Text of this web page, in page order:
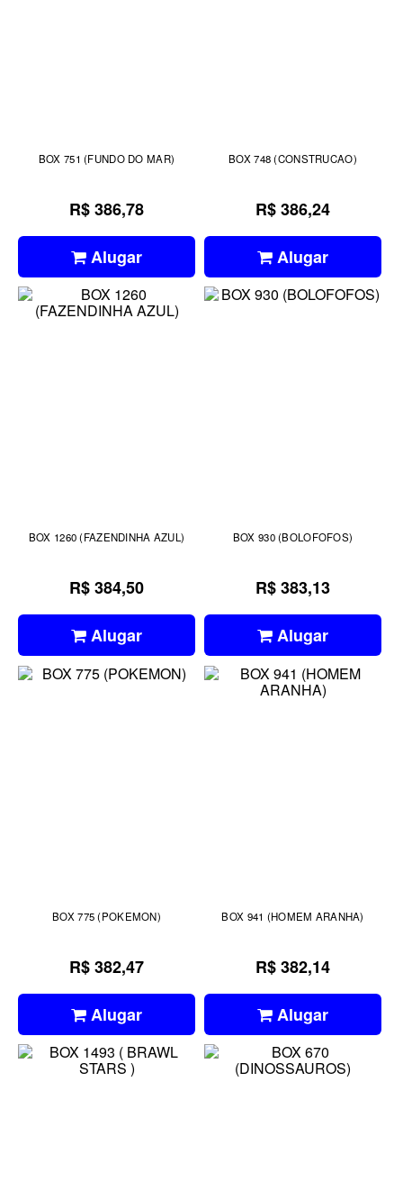
BOX 751 (FUNDO DO MAR)
R$ 386,78
Alugar
BOX 748 (CONSTRUCAO)
R$ 386,24
Alugar
BOX 1260 (FAZENDINHA AZUL)
R$ 384,50
Alugar
BOX 930 (BOLOFOFOS)
R$ 383,13
Alugar
BOX 775 (POKEMON)
R$ 382,47
Alugar
BOX 941 (HOMEM ARANHA)
R$ 382,14
Alugar